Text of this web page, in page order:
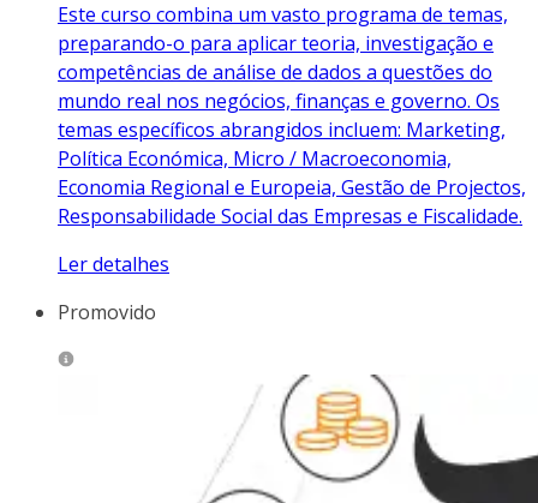
Este curso combina um vasto programa de temas,
preparando-o para aplicar teoria, investigação e
competências de análise de dados a questões do
mundo real nos negócios, finanças e governo. Os
temas específicos abrangidos incluem: Marketing,
Política Económica, Micro / Macroeconomia,
Economia Regional e Europeia, Gestão de Projectos,
Responsabilidade Social das Empresas e Fiscalidade.
Ler detalhes
Promovido